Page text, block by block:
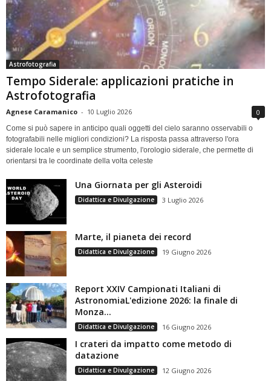
Astrofotografia
Tempo Siderale: applicazioni pratiche in
Astrofotografia
Agnese Caramanico - 10 Luglio 2026 0
Come si può sapere in anticipo quali oggetti del cielo saranno osservabili o
fotografabili nelle migliori condizioni? La risposta passa attraverso l'ora
siderale locale e un semplice strumento, l'orologio siderale, che permette di
orientarsi tra le coordinate della volta celeste
Una Giornata per gli Asteroidi
Didattica e Divulgazione 3 Luglio 2026
Marte, il pianeta dei record
Didattica e Divulgazione 19 Giugno 2026
Report XXIV Campionati Italiani di
AstronomiaL'edizione 2026: la finale di
Monza...
Didattica e Divulgazione 16 Giugno 2026
I crateri da impatto come metodo di
datazione
Didattica e Divulgazione 12 Giugno 2026